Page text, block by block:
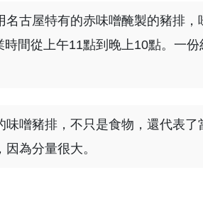
名古屋特有的赤味噌醃製的豬排
時間從上午11點到晚上10點。一
味噌豬排，不只是食物，還代表
為分量很大。